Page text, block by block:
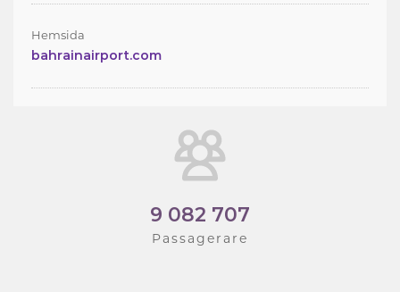
Hemsida
bahrainairport.com
9 082 707
Passagerare